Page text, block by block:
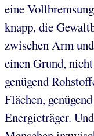
eine
knapp, die
zwischen Arm
einen Grund,
genügend
Flächen,
Energieträger.